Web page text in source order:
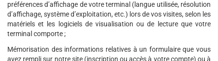
préférences d’affichage de votre terminal (langue utilisée, résolution
d’affichage, système d’exploitation, etc.) lors de vos visites, selon les
matériels et les logiciels de visualisation ou de lecture que votre
terminal comporte ;
Mémorisation des informations relatives à un formulaire que vous
avez rempli sur notre site (inscription ou accès à votre compte) ou à